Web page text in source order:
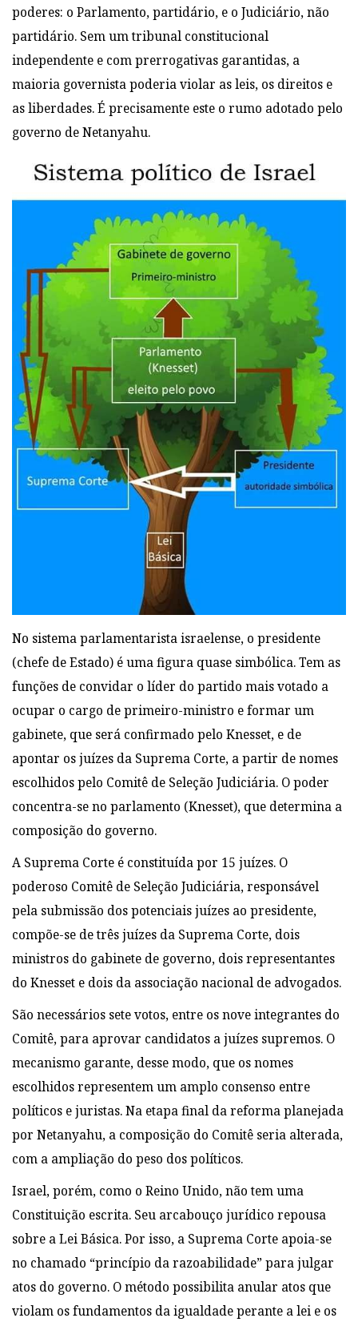
poderes: o Parlamento, partidário, e o Judiciário, não
partidário. Sem um tribunal constitucional
independente e com prerrogativas garantidas, a
maioria governista poderia violar as leis, os direitos e
as liberdades. É precisamente este o rumo adotado pelo
governo de Netanyahu.
No sistema parlamentarista israelense, o presidente
(chefe de Estado) é uma figura quase simbólica. Tem as
funções de convidar o líder do partido mais votado a
ocupar o cargo de primeiro-ministro e formar um
gabinete, que será confirmado pelo Knesset, e de
apontar os juízes da Suprema Corte, a partir de nomes
escolhidos pelo Comitê de Seleção Judiciária. O poder
concentra-se no parlamento (Knesset), que determina a
composição do governo.
A Suprema Corte é constituída por 15 juízes. O
poderoso Comitê de Seleção Judiciária, responsável
pela submissão dos potenciais juízes ao presidente,
compõe-se de três juízes da Suprema Corte, dois
ministros do gabinete de governo, dois representantes
do Knesset e dois da associação nacional de advogados.
São necessários sete votos, entre os nove integrantes do
Comitê, para aprovar candidatos a juízes supremos. O
mecanismo garante, desse modo, que os nomes
escolhidos representem um amplo consenso entre
políticos e juristas. Na etapa final da reforma planejada
por Netanyahu, a composição do Comitê seria alterada,
com a ampliação do peso dos políticos.
Israel, porém, como o Reino Unido, não tem uma
Constituição escrita. Seu arcabouço jurídico repousa
sobre a Lei Básica. Por isso, a Suprema Corte apoia-se
no chamado “princípio da razoabilidade” para julgar
atos do governo. O método possibilita anular atos que
violam os fundamentos da igualdade perante a lei e os